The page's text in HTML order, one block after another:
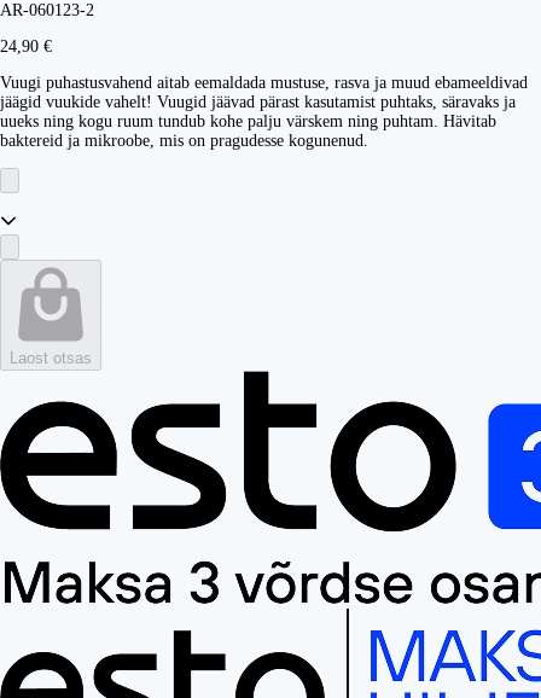
AR-060123-2
24,90 €
Vuugi puhastusvahend aitab eemaldada mustuse, rasva ja muud ebameeldivad
jäägid vuukide vahelt! Vuugid jäävad pärast kasutamist puhtaks, säravaks ja
uueks ning kogu ruum tundub kohe palju värskem ning puhtam. Hävitab
baktereid ja mikroobe, mis on pragudesse kogunenud.
Laost otsas